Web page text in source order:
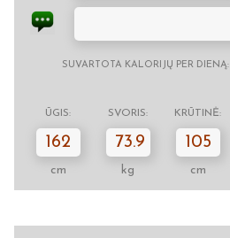
SUVARTOTA KALORIJŲ PER DIENĄ:
ŪGIS: SVORIS: KRŪTINĖ:
162
cm
73.9
kg
105
cm